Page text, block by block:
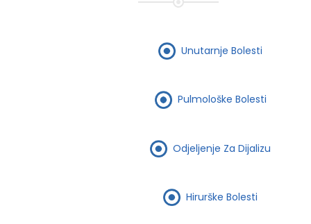
Unutarnje Bolesti
Pulmološke Bolesti
Odjeljenje Za Dijalizu
Hirurške Bolesti